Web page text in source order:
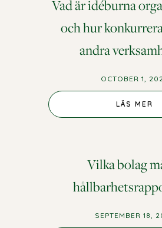
Vad är idéburna
och hur
andra
OCTOBER 1,
LÄS MER
Vilka bolag
SEPTEMBER 18,